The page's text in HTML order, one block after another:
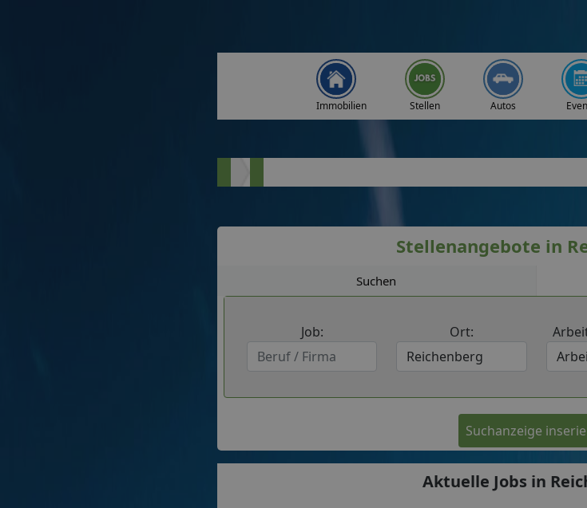
Immobilien Stellen Autos
Stellenangebote in
Suchen
Job: Ort:
Suchanzeige
Aktuelle Jobs in